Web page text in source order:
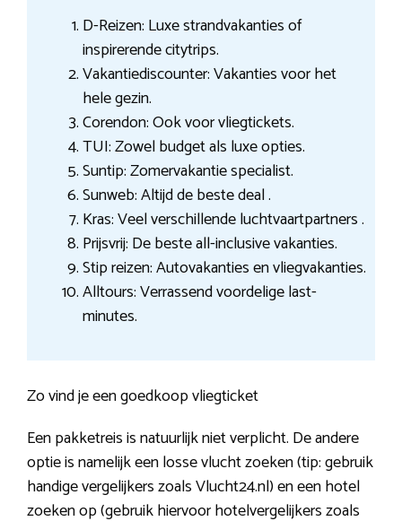
D-Reizen: Luxe strandvakanties of
inspirerende citytrips.
Vakantiediscounter: Vakanties voor het
hele gezin.
Corendon: Ook voor vliegtickets.
TUI: Zowel budget als luxe opties.
Suntip: Zomervakantie specialist.
Sunweb: Altijd de beste deal .
Kras: Veel verschillende luchtvaartpartners .
Prijsvrij: De beste all-inclusive vakanties.
Stip reizen: Autovakanties en vliegvakanties.
Alltours: Verrassend voordelige last-
minutes.
Zo vind je een goedkoop vliegticket
Een pakketreis is natuurlijk niet verplicht. De andere
optie is namelijk een losse vlucht zoeken (tip: gebruik
handige vergelijkers zoals Vlucht24.nl) en een hotel
zoeken op (gebruik hiervoor hotelvergelijkers zoals